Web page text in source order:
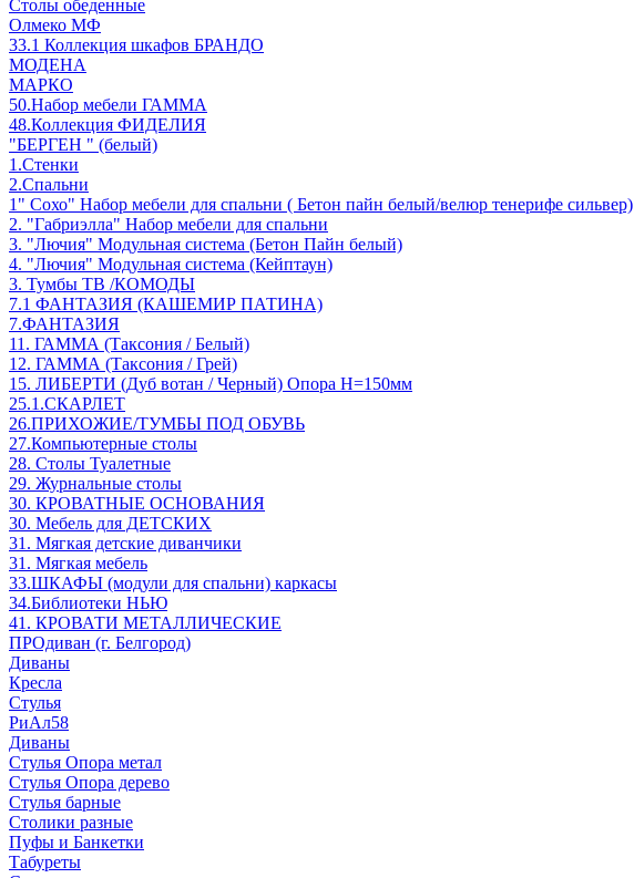
Столы обеденные
Олмеко МФ
33.1 Коллекция шкафов БРАНДО
МОДЕНА
МАРКО
50.Набор мебели ГАММА
48.Коллекция ФИДЕЛИЯ
"БЕРГЕН " (белый)
1.Стенки
2.Спальни
1" Сохо" Набор мебели для спальни ( Бетон пайн белый/велюр тенерифе сильвер)
2. "Габриэлла" Набор мебели для спальни
3. "Лючия" Модульная система (Бетон Пайн белый)
4. "Лючия" Модульная система (Кейптаун)
3. Тумбы ТВ /КОМОДЫ
7.1 ФАНТАЗИЯ (КАШЕМИР ПАТИНА)
7.ФАНТАЗИЯ
11. ГАММА (Таксония / Белый)
12. ГАММА (Таксония / Грей)
15. ЛИБЕРТИ (Дуб вотан / Черный) Опора Н=150мм
25.1.СКАРЛЕТ
26.ПРИХОЖИЕ/ТУМБЫ ПОД ОБУВЬ
27.Компьютерные столы
28. Столы Туалетные
29. Журнальные столы
30. КРОВАТНЫЕ ОСНОВАНИЯ
30. Мебель для ДЕТСКИХ
31. Мягкая детские диванчики
31. Мягкая мебель
33.ШКАФЫ (модули для спальни) каркасы
34.Библиотеки НЬЮ
41. КРОВАТИ МЕТАЛЛИЧЕСКИЕ
ПРОдиван (г. Белгород)
Диваны
Кресла
Стулья
РиАл58
Диваны
Стулья Опора метал
Стулья Опора дерево
Стулья барные
Столики разные
Пуфы и Банкетки
Табуреты